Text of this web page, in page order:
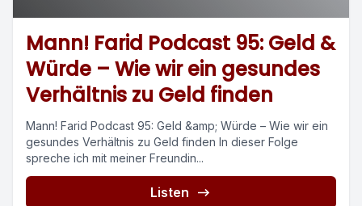
Mann! Farid Podcast 95: Geld &
Würde – Wie wir ein gesundes
Verhältnis zu Geld finden
Mann! Farid Podcast 95: Geld &amp; Würde – Wie wir ein
gesundes Verhältnis zu Geld finden In dieser Folge
spreche ich mit meiner Freundin...
Listen